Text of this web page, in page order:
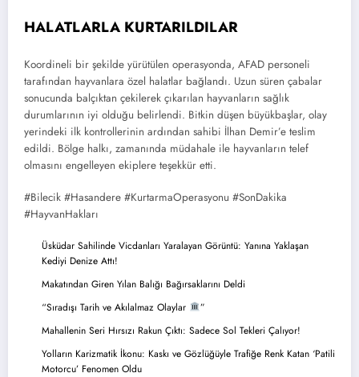
HALATLARLA KURTARILDILAR
Koordineli bir şekilde yürütülen operasyonda, AFAD personeli
tarafından hayvanlara özel halatlar bağlandı. Uzun süren çabalar
sonucunda balçıktan çekilerek çıkarılan hayvanların sağlık
durumlarının iyi olduğu belirlendi. Bitkin düşen büyükbaşlar, olay
yerindeki ilk kontrollerinin ardından sahibi İlhan Demir’e teslim
edildi. Bölge halkı, zamanında müdahale ile hayvanların telef
olmasını engelleyen ekiplere teşekkür etti.
#Bilecik #Hasandere #KurtarmaOperasyonu #SonDakika
#HayvanHakları
Üsküdar Sahilinde Vicdanları Yaralayan Görüntü: Yanına Yaklaşan
Kediyi Denize Attı!
Makatından Giren Yılan Balığı Bağırsaklarını Deldi
“Sıradışı Tarih ve Akılalmaz Olaylar
”
Mahallenin Seri Hırsızı Rakun Çıktı: Sadece Sol Tekleri Çalıyor!
Yolların Karizmatik İkonu: Kaskı ve Gözlüğüyle Trafiğe Renk Katan ‘Patili
Motorcu’ Fenomen Oldu